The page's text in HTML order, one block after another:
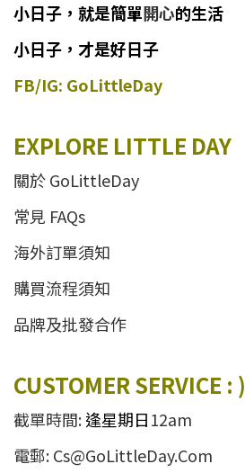
小日子 ， 就是簡單開心的生活
小日子，才是好日子
FB/IG: GoLittleDay
EXPLORE LITTLE DAY
關於 GoLittleDay
常見 FAQs
海外訂單須知
購買流程須知
品牌及批發合作
CUSTOMER SERVICE : )
截單時間:逢星期日12am
電郵: Cs@GoLittleDay.Com